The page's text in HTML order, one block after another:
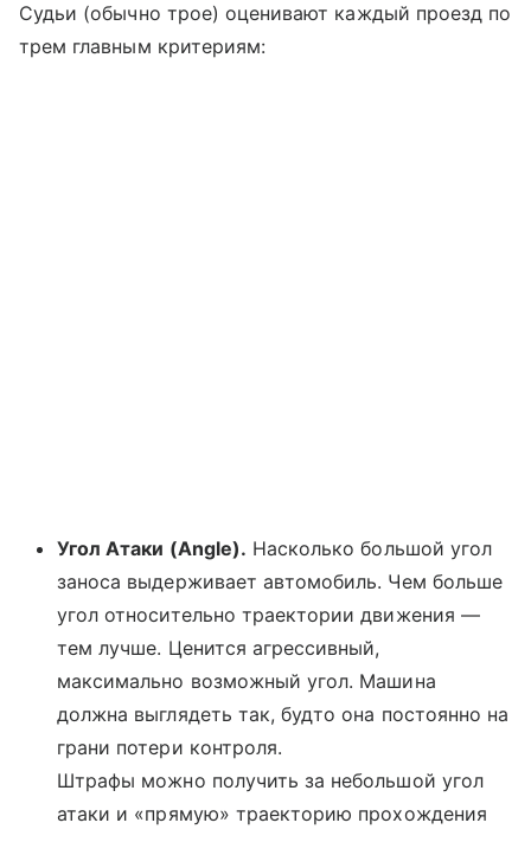
Судьи (обычно трое) оценивают каждый проезд по
трем главным критериям:
Угол Атаки (Angle). Насколько большой угол
заноса выдерживает автомобиль. Чем больше
угол относительно траектории движения —
тем лучше. Ценится агрессивный,
максимально возможный угол. Машина
должна выглядеть так, будто она постоянно на
грани потери контроля.
Штрафы можно получить за небольшой угол
атаки и «прямую» траекторию прохождения